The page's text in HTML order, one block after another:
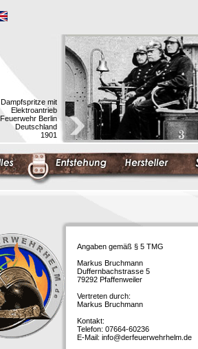
Dampfspritze mit
Elektroantrieb
Feuerwehr Berlin
Deutschland
1901
Angaben gemäß § 5 TMG
Markus Bruchmann
Duffernbachstrasse 5
79292 Pfaffenweiler
Vertreten durch:
Markus Bruchmann
Kontakt:
Telefon: 07664-60236
E-Mail: info@derfeuerwehrhelm.de